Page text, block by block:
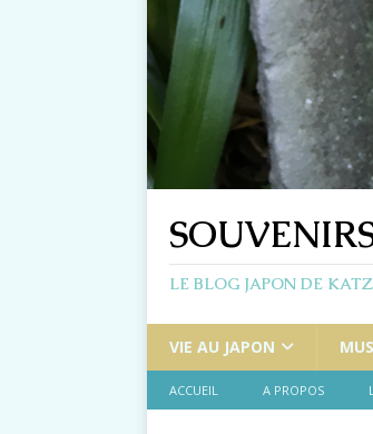
LE BLOG JAPON DE
VIE AU JAPON
ACCUEIL A PROPOS